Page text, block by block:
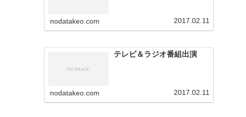
nodatakeo.com 2017.02.11
テレビ＆ラジオ番組出演
nodatakeo.com 2017.02.11